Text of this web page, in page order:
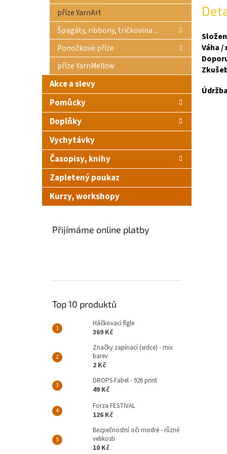
příze YarnArt
Špagáty, ribbony, tričkovina ...
Ponožkové příze
příze YarnMellow
Akce a slevy
Pomůcky
Doplňky
Vychytávky
Časopisy, knihy
Zapletený poukaz
Kurzy, workshopy
Přijímáme online platby
Top 10 produktů
Háčkovací fígle
369 Kč
Značky zapínací (srdce) - mix
barev
2 Kč
DROPS Fabel - 926 print
49 Kč
Forza FESTIVAL
126 Kč
Bezpečnostní oči modré - různé
velikosti
10 Kč
Váha /